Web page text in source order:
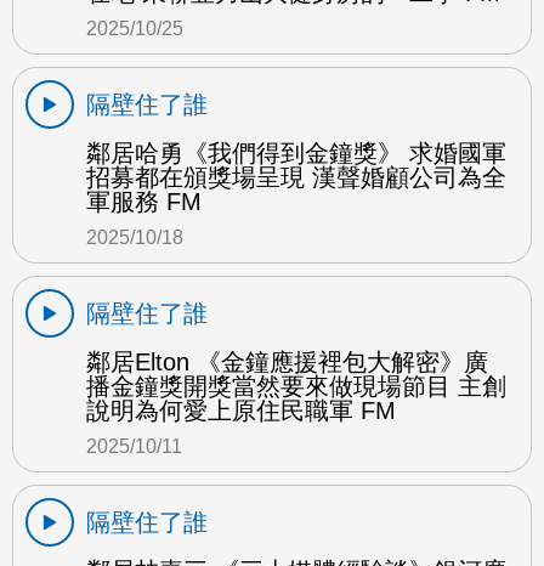
2025/10/25
隔壁住了誰
鄰居哈勇《我們得到金鐘獎》 求婚國軍
招募都在頒獎場呈現 漢聲婚顧公司為全
軍服務 FM
2025/10/18
隔壁住了誰
鄰居Elton 《金鐘應援裡包大解密》廣
播金鐘獎開獎當然要來做現場節目 主創
說明為何愛上原住民職軍 FM
2025/10/11
隔壁住了誰